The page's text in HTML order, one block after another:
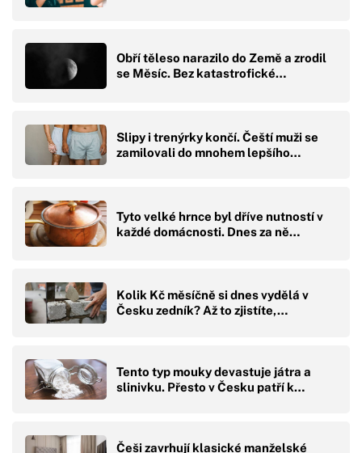
Obří těleso narazilo do Země a zrodil
se Měsíc. Bez katastrofické…
Slipy i trenýrky končí. Čeští muži se
zamilovali do mnohem lepšího…
Tyto velké hrnce byl dříve nutností v
každé domácnosti. Dnes za ně…
Kolik Kč měsíčně si dnes vydělá v
Česku zedník? Až to zjistíte,…
Tento typ mouky devastuje játra a
slinivku. Přesto v Česku patří k…
Češi zavrhují klasické manželské